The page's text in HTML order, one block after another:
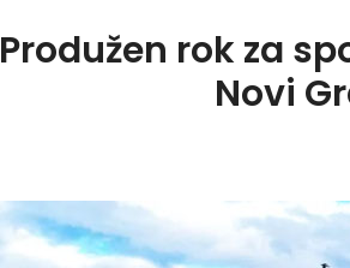
Produžen rok za
Novi